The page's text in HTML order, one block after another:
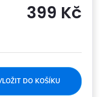
399 Kč
DO KOŠÍKU